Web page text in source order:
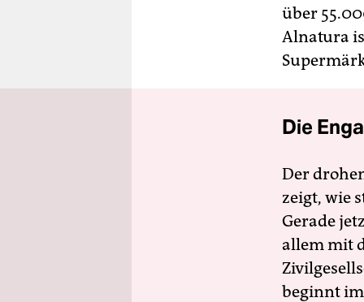
über
Alnatura
Die
Der
zeigt, wie
Gerade
allem mit
beginnt